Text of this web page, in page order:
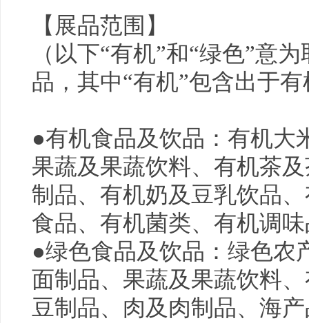
【展品范围】
（以下“有机”和“绿色”意
品，其中“有机”包含出于
●有机食品及饮品：有机大
果蔬及果蔬饮料、有机茶
制品、有机奶及豆乳饮品
食品、有机菌类、有机调
●绿色食品及饮品：绿色农
面制品、果蔬及果蔬饮料
豆制品、肉及肉制品、海